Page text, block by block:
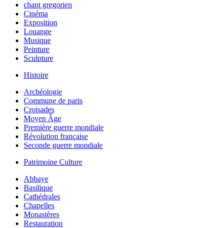
chant gregorien
Cinéma
Exposition
Louange
Musique
Peinture
Sculpture
Histoire
Archéologie
Commune de paris
Croisades
Moyen Âge
Première guerre mondiale
Révolution française
Seconde guerre mondiale
Patrimoine Culture
Abbaye
Basilique
Cathédrales
Chapelles
Monastères
Restauration